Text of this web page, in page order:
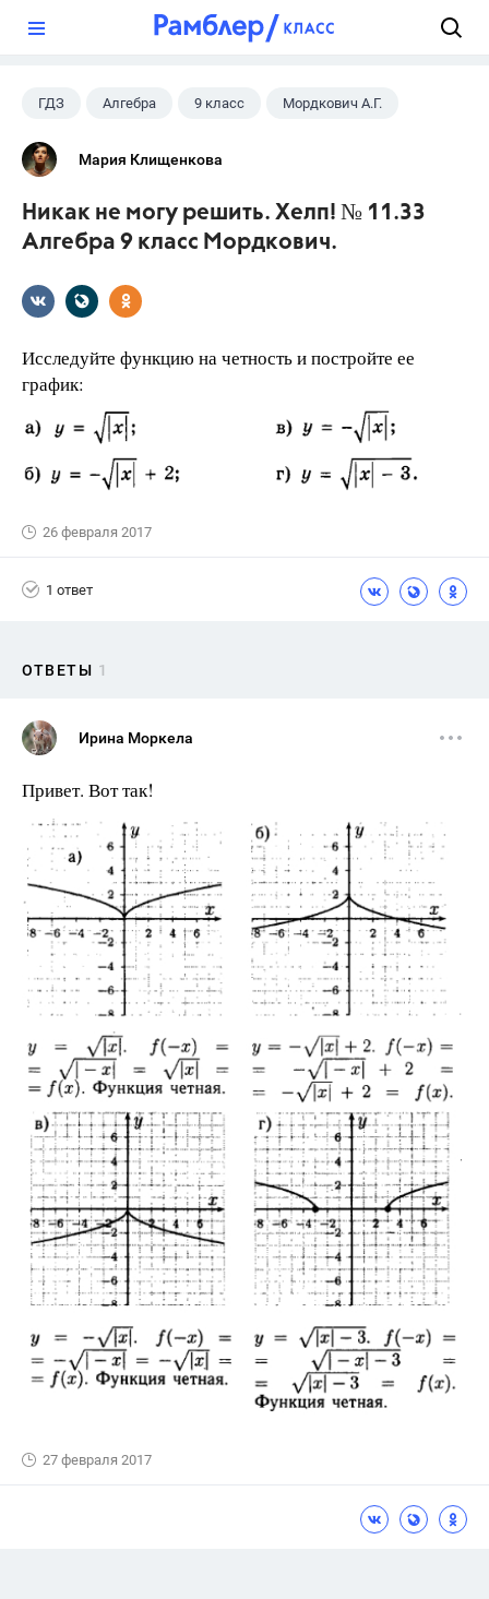
ГДЗ Алгебра 9 класс Мордкович А.Г.
Мария Клищенкова
Никак не могу решить. Хелп! № 11.33
Алгебра 9 класс Мордкович.
Исследуйте функцию на четность и постройте ее
график:
26 февраля 2017
1 ответ
ОТВЕТЫ 1
Ирина Моркела
Привет. Вот так!
27 февраля 2017